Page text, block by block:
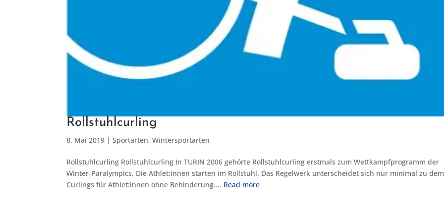
Rollstuhlcurling
8. Mai 2019 |Sportarten,Wintersportarten
Rollstuhlcurling Rollstuhlcurling In TURIN 2006 gehörte Rollstuhlcurling erstmals zum Wettkampfprogramm der
Winter-Paralympics. Die Athlet:innen starten im Rollstuhl. Das Regelwerk unterscheidet sich nur minimal zu
Curlings für Athlet:innen ohne Behinderung.... Read more